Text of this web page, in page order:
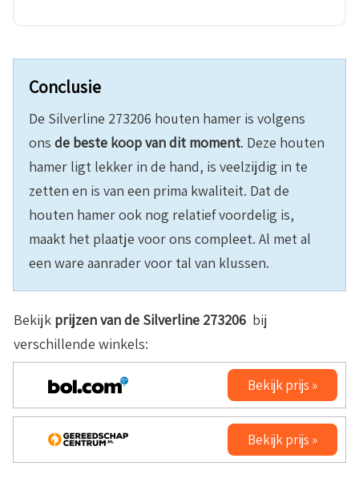
Conclusie
De Silverline 273206 houten hamer is volgens
ons de beste koop van dit moment. Deze houten
hamer ligt lekker in de hand, is veelzijdig in te
zetten en is van een prima kwaliteit. Dat de
houten hamer ook nog relatief voordelig is,
maakt het plaatje voor ons compleet. Al met al
een ware aanrader voor tal van klussen.
Bekijk prijzen van de Silverline 273206 bij
verschillende winkels:
Bekijk prijs »
Bekijk prijs »